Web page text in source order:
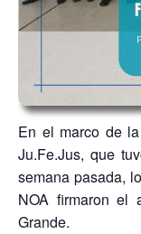
En el marco de
Ju.Fe.Jus, que
semana pasada,
NOA firmaron el
Grande.